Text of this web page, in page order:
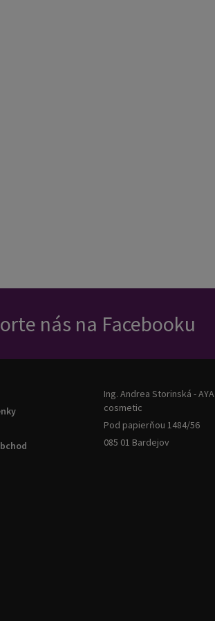
nás na Facebooku
Ing. Andrea Storinská - AYA
cosmetic
Pod papierňou 1484/56
085 01 Bardejov